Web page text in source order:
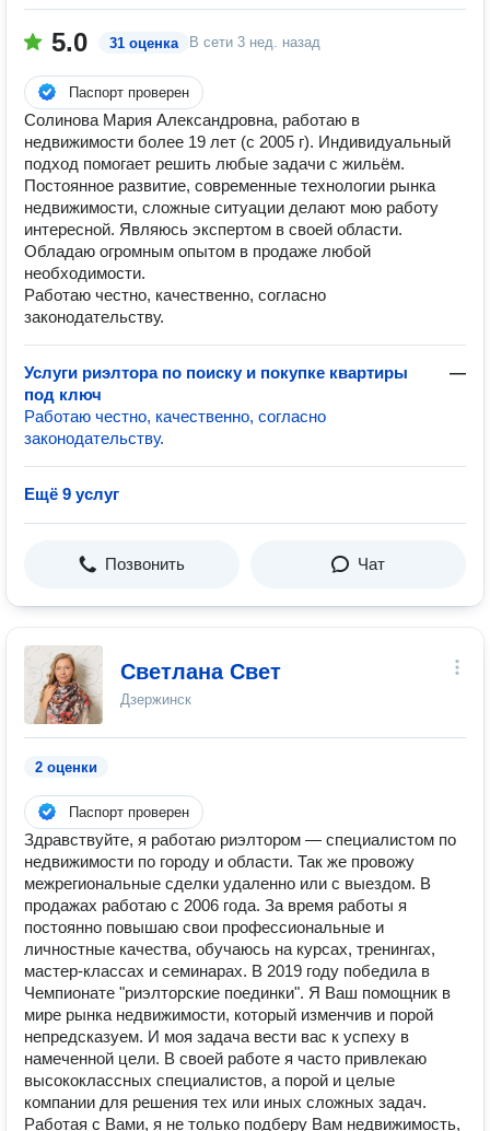
5.0 31 оценка В сети 3 нед. назад
Паспорт проверен
Солинова Мария Александровна, работаю в
недвижимости более 19 лет (с 2005 г). Индивидуальный
подход помогает решить любые задачи с жильём.
Постоянное развитие, современные технологии рынка
недвижимости, сложные ситуации делают мою работу
интересной. Являюсь экспертом в своей области.
Обладаю огромным опытом в продаже любой
необходимости.
Работаю честно, качественно, согласно
законодательству.
Услуги риэлтора по поиску и покупке квартиры
под ключ
—
Работаю честно, качественно, согласно
законодательству.
Ещё 9 услуг
Позвонить Чат
Светлана Свет
Дзержинск
2 оценки
Паспорт проверен
Здравствуйте, я работаю риэлтором — специалистом по
недвижимости по городу и области. Так же провожу
межрегиональные сделки удаленно или с выездом. В
продажах работаю с 2006 года. За время работы я
постоянно повышаю свои профессиональные и
личностные качества, обучаюсь на курсах, тренингах,
мастер-классах и семинарах. В 2019 году победила в
Чемпионате "риэлторские поединки". Я Ваш помощник в
мире рынка недвижимости, который изменчив и порой
непредсказуем. И моя задача вести вас к успеху в
намеченной цели. В своей работе я часто привлекаю
высококлассных специалистов, а порой и целые
компании для решения тех или иных сложных задач.
Работая с Вами, я не только подберу Вам недвижимость,